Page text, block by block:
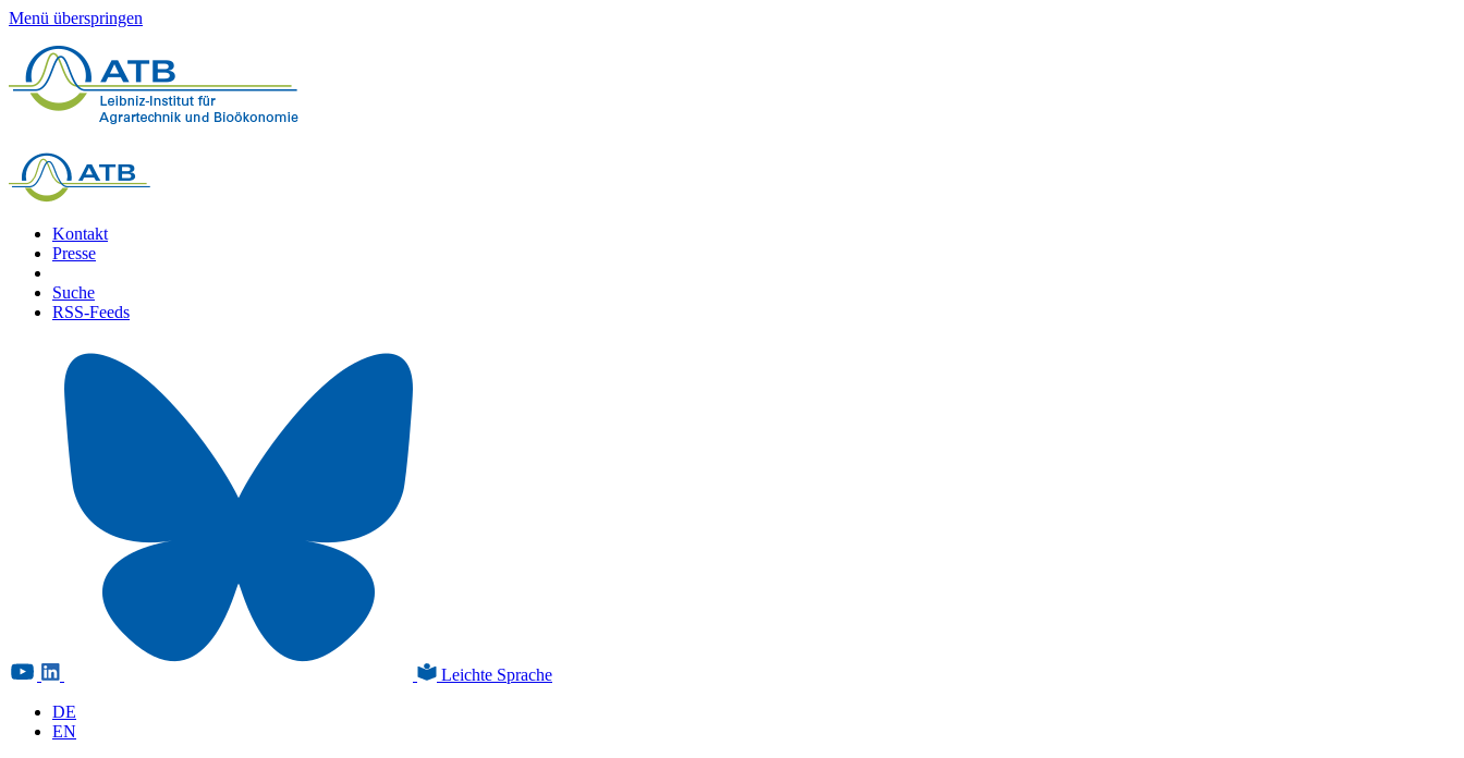
Menü überspringen
Kontakt
Presse
Suche
RSS-Feeds
Leichte Sprache
DE
EN